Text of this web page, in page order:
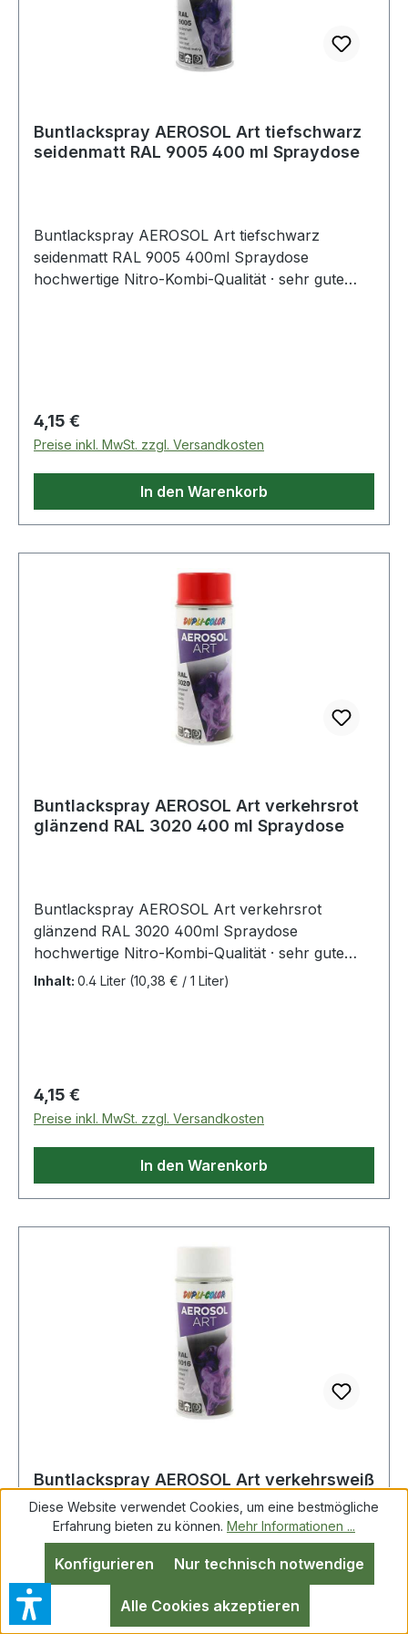
Buntlackspray AEROSOL Art tiefschwarz
seidenmatt RAL 9005 400 ml Spraydose
Buntlackspray AEROSOL Art tiefschwarz
seidenmatt RAL 9005 400ml Spraydose
hochwertige Nitro-Kombi-Qualität · sehr gute
Beton, Naturstein · Temperaturbeständigkeit: bis
+80 °C Weitere technische Eigenschaften: ·
Inhalt: 400ml · Gebinde: Spraydose
Regulärer Preis:
4,15 €
Preise inkl. MwSt. zzgl. Versandkosten
In den Warenkorb
Buntlackspray AEROSOL Art verkehrsrot
glänzend RAL 3020 400 ml Spraydose
Buntlackspray AEROSOL Art verkehrsrot
glänzend RAL 3020 400ml Spraydose
hochwertige Nitro-Kombi-Qualität · sehr gute
Deckkraft · schnelltrocknend · für den Innen-
Beton, Naturstein · Temperaturbeständigkeit: bis
+80 °C Weitere technische Eigenschaften: ·
Inhalt: 400ml · Gebinde: Spraydose
Inhalt: 0.4 Liter (10,38 € / 1 Liter)
Regulärer Preis:
4,15 €
Preise inkl. MwSt. zzgl. Versandkosten
In den Warenkorb
Buntlackspray AEROSOL Art verkehrsweiß
glänzend RAL 9016 400 ml Spraydose
Buntlackspray AEROSOL Art verkehrsweiß
glänzend RAL 9016 400ml Spraydose
hochwertige Nitro-Kombi-Qualität · sehr gute
Diese Website verwendet Cookies, um eine bestmögliche
Erfahrung bieten zu können. Mehr Informationen ...
Nur technisch notwendige
Konfigurieren
Alle Cookies akzeptieren